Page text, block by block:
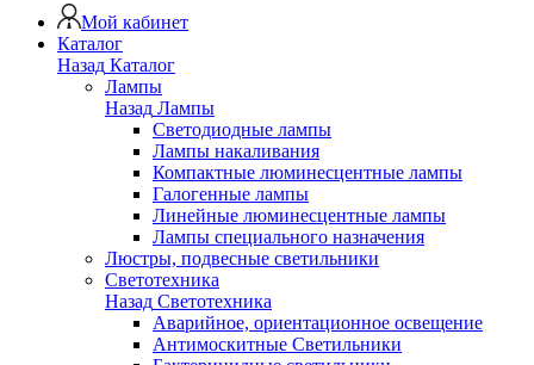
Мой кабинет
Каталог
Назад Каталог
Лампы
Назад Лампы
Светодиодные лампы
Лампы накаливания
Компактные люминесцентные лампы
Галогенные лампы
Линейные люминесцентные лампы
Лампы специального назначения
Люстры, подвесные светильники
Светотехника
Назад Светотехника
Аварийное, ориентационное освещение
Антимоскитные Светильники